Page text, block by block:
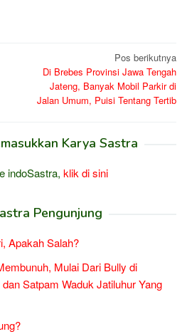
Pos berikutnya
Di Brebes Provinsi Jawa Tengah
Jateng, Banyak Mobil Parkir di
Jalan Umum, Puisi Tentang Tertib
Karya Sastra
indoSastra, klik di sini
Pengunjung
Apakah Salah?
Mulai Dari Bully di
Satpam Waduk Jatiluhur Yang